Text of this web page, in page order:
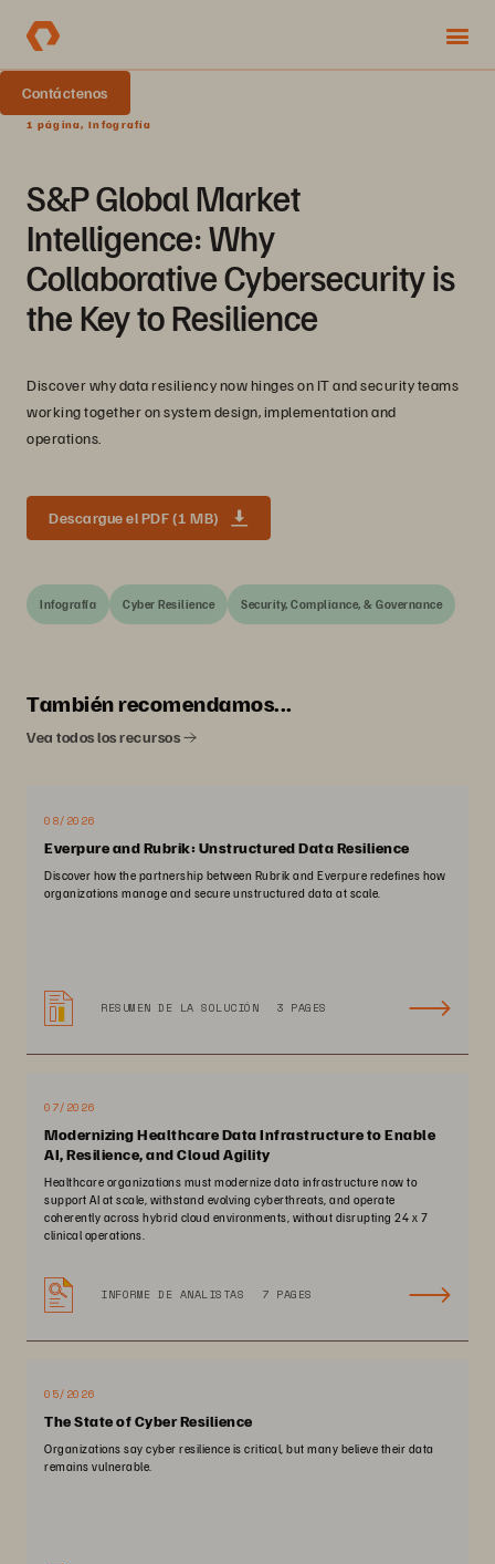
Contáctenos
1 página, Infografía
S&P Global Market
Intelligence: Why
Collaborative Cybersecurity is
the Key to Resilience
Discover why data resiliency now hinges on IT and security teams
working together on system design, implementation and
operations.
Descargue el PDF (1 MB)
Infografía Cyber Resilience Security, Compliance, & Governance
También recomendamos...
Vea todos los recursos
08/2026
Everpure and Rubrik: Unstructured Data Resilience
Discover how the partnership between Rubrik and Everpure redefines how
organizations manage and secure unstructured data at scale.
RESUMEN DE LA SOLUCIÓN 3 PAGES
07/2026
Modernizing Healthcare Data Infrastructure to Enable
AI, Resilience, and Cloud Agility
Healthcare organizations must modernize data infrastructure now to
support AI at scale, withstand evolving cyberthreats, and operate
coherently across hybrid cloud environments, without disrupting 24 x 7
clinical operations.
INFORME DE ANALISTAS 7 PAGES
05/2026
The State of Cyber Resilience
Organizations say cyber resilience is critical, but many believe their data
remains vulnerable.